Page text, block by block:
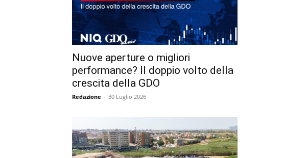
Nuove aperture o migliori
performance? Il doppio volto della
crescita della GDO
Redazione - 30 Luglio 2026